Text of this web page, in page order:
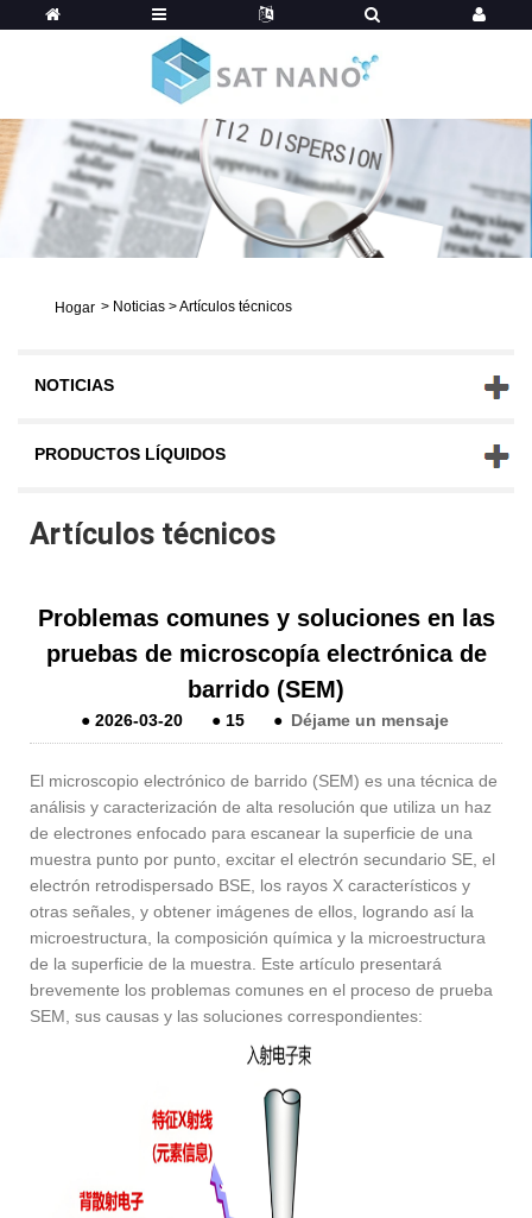
Hogar > Noticias >Artículos técnicos
NOTICIAS
PRODUCTOS LÍQUIDOS
Artículos técnicos
Problemas comunes y soluciones en las
pruebas de microscopía electrónica de
barrido (SEM)
● 2026-03-20 ● 15 ● Déjame un mensaje
El microscopio electrónico de barrido (SEM) es una técnica de
análisis y caracterización de alta resolución que utiliza un haz
de electrones enfocado para escanear la superficie de una
muestra punto por punto, excitar el electrón secundario SE, el
electrón retrodispersado BSE, los rayos X característicos y
otras señales, y obtener imágenes de ellos, logrando así la
microestructura, la composición química y la microestructura
de la superficie de la muestra. Este artículo presentará
brevemente los problemas comunes en el proceso de prueba
SEM, sus causas y las soluciones correspondientes: